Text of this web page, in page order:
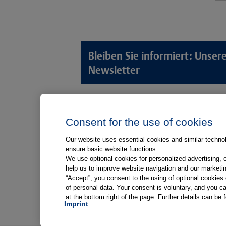
Bleiben Sie informiert:
Newsletter
Anamnese von Patient*innen
Aufnahme von Patient*innen
Aufklärung von Patient*innen
Kliniken
Medizinische Versorgungszentren
Arztpraxen
Digitale
Consent for the use of cookies
Our website uses essential cookies and similar
ensure basic website functions.
We use optional cookies for personalized
help us to improve website navigation and our
“Accept”, you consent to the using of optional
of personal data. Your consent is voluntary, and you
at the bottom right of the page. Further details can be
Imprint